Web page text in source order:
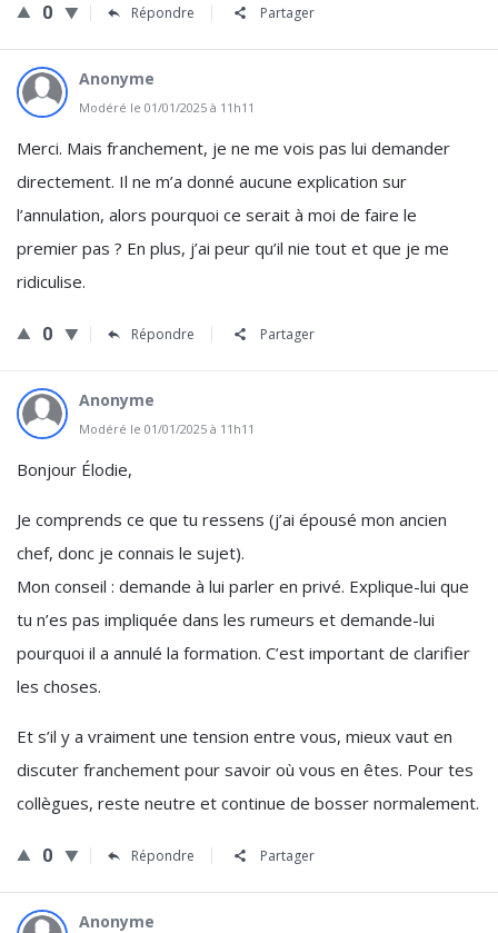
0 Répondre Partager
Anonyme
Modéré le 01/01/2025 à 11h11
Merci. Mais franchement, je ne me vois pas lui demander
directement. Il ne m’a donné aucune explication sur
l’annulation, alors pourquoi ce serait à moi de faire le
premier pas ? En plus, j’ai peur qu’il nie tout et que je me
ridiculise.
0 Répondre Partager
Anonyme
Modéré le 01/01/2025 à 11h11
Bonjour Élodie,
Je comprends ce que tu ressens (j’ai épousé mon ancien
chef, donc je connais le sujet).
Mon conseil : demande à lui parler en privé. Explique-lui que
tu n’es pas impliquée dans les rumeurs et demande-lui
pourquoi il a annulé la formation. C’est important de clarifier
les choses.
Et s’il y a vraiment une tension entre vous, mieux vaut en
discuter franchement pour savoir où vous en êtes. Pour tes
collègues, reste neutre et continue de bosser normalement.
0 Répondre Partager
Anonyme